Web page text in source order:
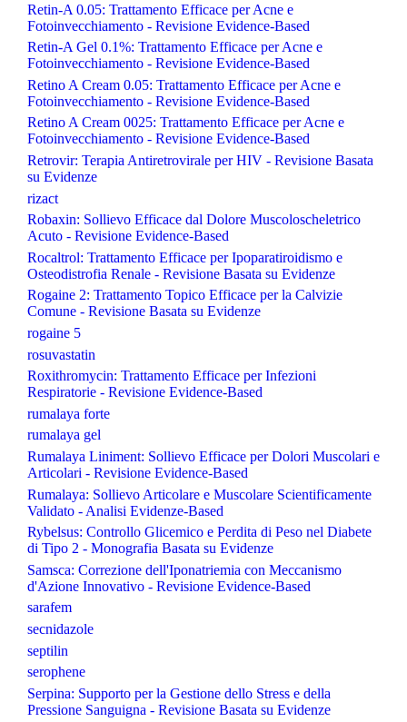
Retin-A 0.05: Trattamento Efficace per Acne e
Fotoinvecchiamento - Revisione Evidence-Based
Retin-A Gel 0.1%: Trattamento Efficace per Acne e
Fotoinvecchiamento - Revisione Evidence-Based
Retino A Cream 0.05: Trattamento Efficace per Acne e
Fotoinvecchiamento - Revisione Evidence-Based
Retino A Cream 0025: Trattamento Efficace per Acne e
Fotoinvecchiamento - Revisione Evidence-Based
Retrovir: Terapia Antiretrovirale per HIV - Revisione Basata
su Evidenze
rizact
Robaxin: Sollievo Efficace dal Dolore Muscoloscheletrico
Acuto - Revisione Evidence-Based
Rocaltrol: Trattamento Efficace per Ipoparatiroidismo e
Osteodistrofia Renale - Revisione Basata su Evidenze
Rogaine 2: Trattamento Topico Efficace per la Calvizie
Comune - Revisione Basata su Evidenze
rogaine 5
rosuvastatin
Roxithromycin: Trattamento Efficace per Infezioni
Respiratorie - Revisione Evidence-Based
rumalaya forte
rumalaya gel
Rumalaya Liniment: Sollievo Efficace per Dolori Muscolari e
Articolari - Revisione Evidence-Based
Rumalaya: Sollievo Articolare e Muscolare Scientificamente
Validato - Analisi Evidenze-Based
Rybelsus: Controllo Glicemico e Perdita di Peso nel Diabete
di Tipo 2 - Monografia Basata su Evidenze
Samsca: Correzione dell'Iponatriemia con Meccanismo
d'Azione Innovativo - Revisione Evidence-Based
sarafem
secnidazole
septilin
serophene
Serpina: Supporto per la Gestione dello Stress e della
Pressione Sanguigna - Revisione Basata su Evidenze